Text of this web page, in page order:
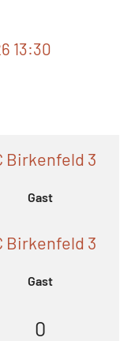
13:30
Birkenfeld 3
Gast
Birkenfeld 3
Gast
0